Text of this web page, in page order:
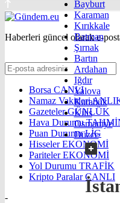
Bayburt
Karaman
Kırıkkale
Batman
Şırnak
Bartın
Ardahan
Iğdır
Yalova
Karabük
Kilis
Osmaniye
Düzce
Haberleri güncel olarak e-
Borsa CANLI
Namaz Vakitleri
GazetelerGÜNLÜK
Hava Durumu
Puan DurumuLİG
HisselerEKONOMİ
ParitelerEKONOMİ
Yol Durumu TRAFİK
Kripto ParalarCANLI
-